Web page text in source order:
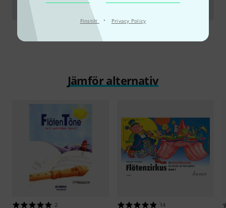
Finstilt · Privacy Policy
Jämför alternativ
2 14